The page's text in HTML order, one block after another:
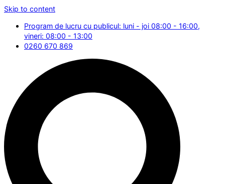
Skip to content
Program de lucru cu publicul: luni - joi 08:00 - 16:00,
vineri: 08:00 - 13:00
0260 670 869